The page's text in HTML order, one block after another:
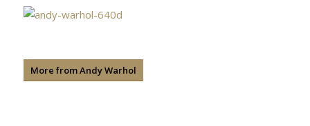
More from Andy Warhol